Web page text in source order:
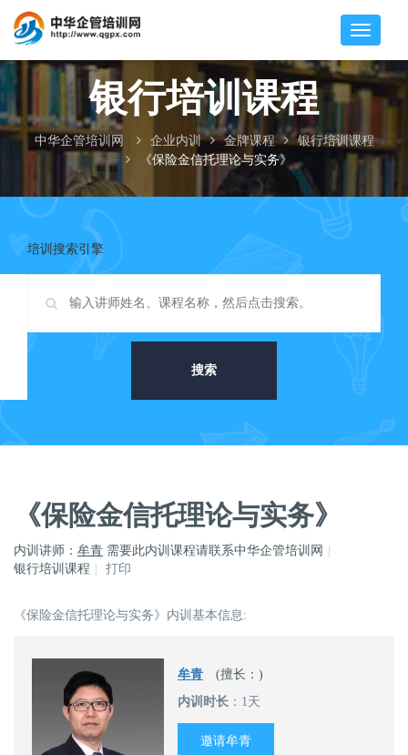
银行培训课程
中华企管培训网 企业内训 金牌课程
银行培训课程
《保险金信托理论与实务》
培训搜索引擎
搜索
《保险金信托理论与实务》
内训讲师： 牟青 需要此内训课程请联系中华企管培训网
银行培训课程
打印
《保险金信托理论与实务》内训基本信息:
牟青
(擅长：)
内训时长 ：1天
邀请牟青